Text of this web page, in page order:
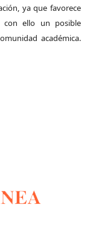
ya que favorece
con ello un posible
académica.